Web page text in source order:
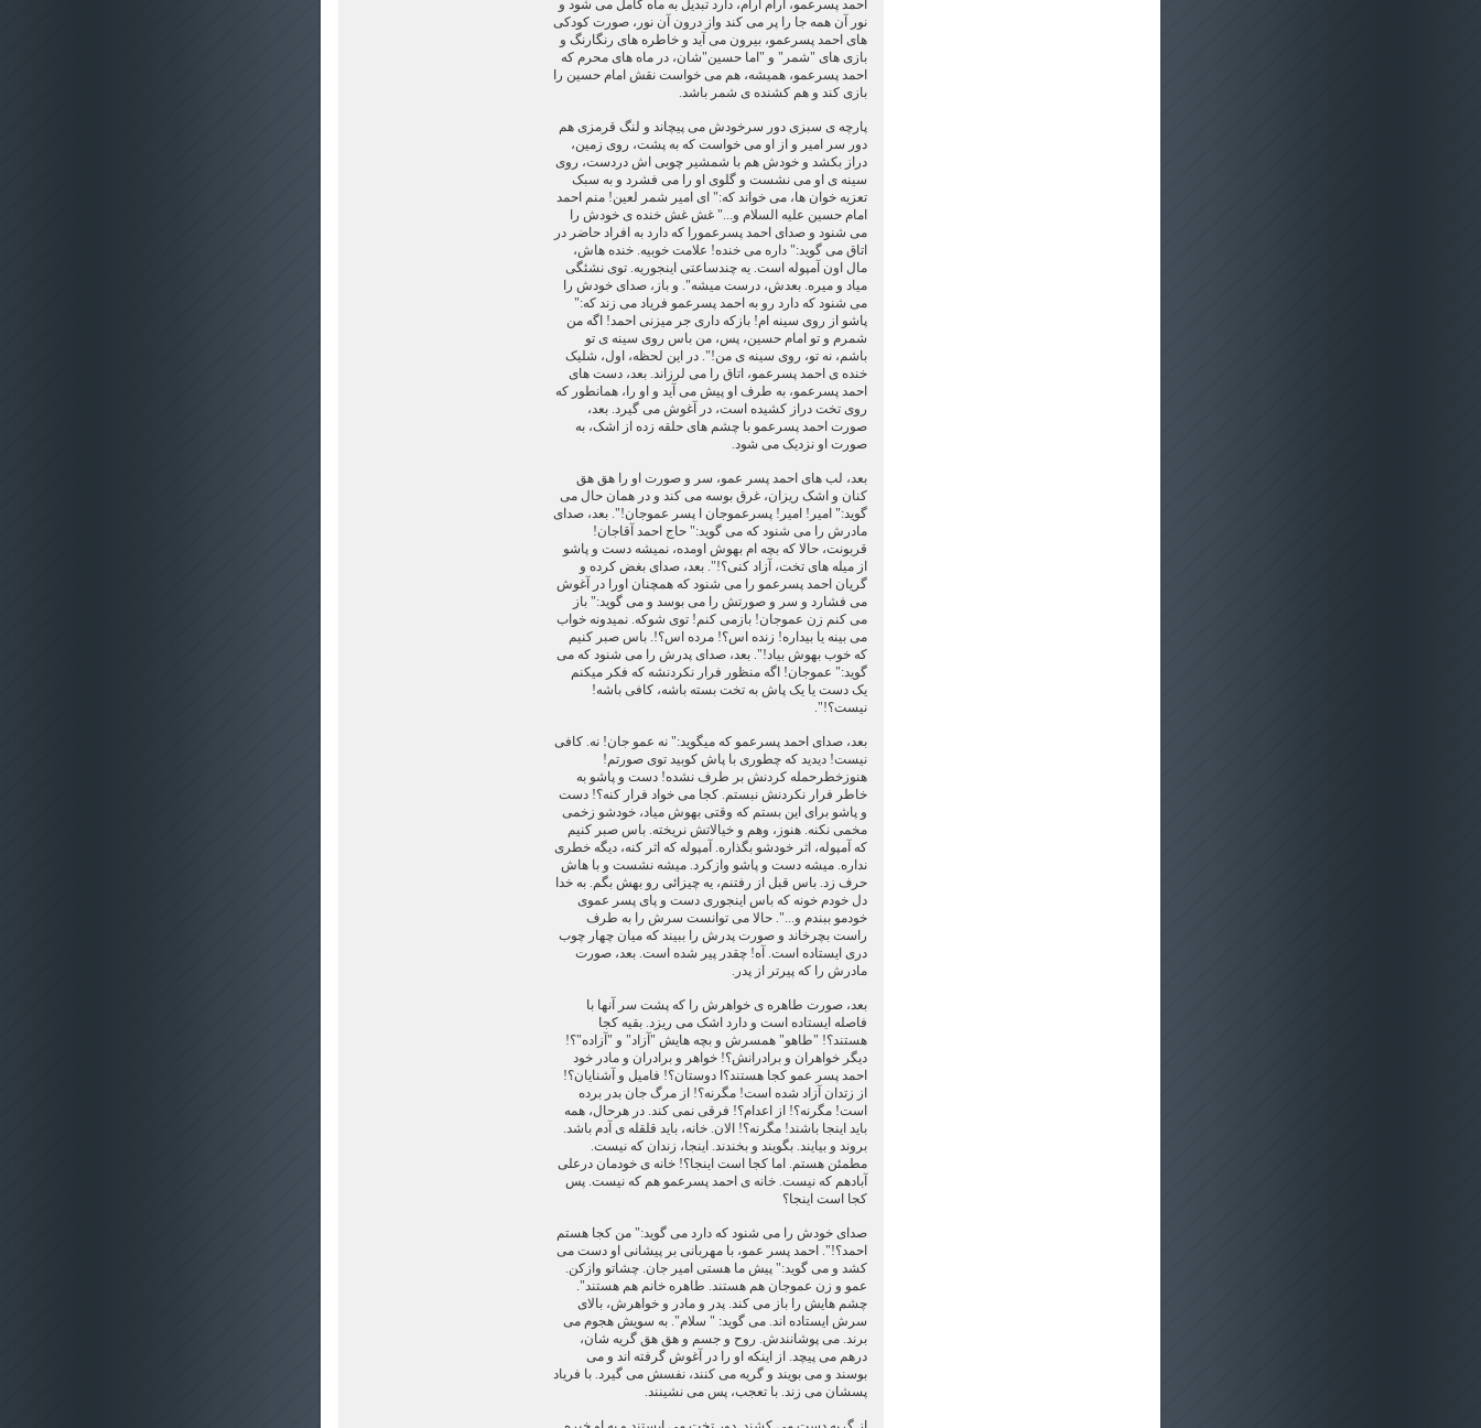
احمد پسرعمو، آرام آرام، دارد تبدیل به ماه کامل می شود و
نور آن همه جا را پر می کند واز درون آن نور، صورت کودکی
های احمد پسرعمو، بیرون می آید و خاطره های رنگارنگ و
بازی های "شمر" و "اما حسین"شان، در ماه های محرم که
احمد پسرعمو، همیشه، هم می خواست نقش امام حسین را
بازی کند و هم کشنده ی شمر باشد.
پارچه ی سبزی دور سرخودش می پیچاند و لنگ قرمزی هم
دور سر امیر و از او می خواست که به پشت، روی زمین،
دراز بکشد و خودش هم با شمشیر چوبی اش دردست، روی
سینه ی او می نشست و گلوی او را می فشرد و به سبک
تعزیه خوان ها، می خواند که:" ای امیر شمر لعین! منم احمد
امام حسین علیه السلام و..." غش غش خنده ی خودش را
می شنود و صدای احمد پسرعمورا که دارد به افراد حاضر در
اتاق می گوید:" داره می خنده! علامت خوبیه. خنده هاش،
مال اون آمپوله است. یه چندساعتی اینجوریه. توی نشئگی
میاد و میره. بعدش، درست میشه". و باز، صدای خودش را
می شنود که دارد رو به احمد پسرعمو فریاد می زند که:"
پاشو از روی سینه ام! بازکه داری جر میزنی احمد! اگه من
شمرم و تو امام حسین، پس، من باس روی سینه ی تو
باشم، نه تو، روی سینه ی من!". در این لحظه، اول، شلیک
خنده ی احمد پسرعمو، اتاق را می لرزاند. بعد، دست های
احمد پسرعمو، به طرف او پیش می آید و او را، همانطور که
روی تخت دراز کشیده است، در آغوش می گیرد. بعد،
صورت احمد پسرعمو با چشم های حلقه زده از اشک، به
صورت او نزدیک می شود.
بعد، لب های احمد پسر عمو، سر و صورت او را هق هق
کنان و اشک ریزان، غرق بوسه می کند و در همان حال می
گوید:" امیر! امیر! پسرعموجان ا پسر عموجان!". بعد، صدای
مادرش را می شنود که می گوید:" حاج احمد آقاجان!
قربونت، حالا که بچه ام بهوش اومده، نمیشه دست و پاشو
از میله های تخت، آزاد کنی؟!". بعد، صدای بغض کرده و
گریان احمد پسرعمو را می شنود که همچنان اورا در آغوش
می فشارد و سر و صورتش را می بوسد و می گوید:" باز
می کنم زن عموجان! بازمی کنم! توی شوکه. نمیدونه خواب
می بینه یا بیداره! زنده اس؟! مرده اس؟!. باس صبر کنیم
که خوب بهوش بیاد!". بعد، صدای پدرش را می شنود که می
گوید:" عموجان! اگه منظور فرار نکردنشه که فکر میکنم
یک دست یا یک پاش به تخت بسته باشه، کافی باشه!
نیست؟!".
بعد، صدای احمد پسرعمو که میگوید:" نه عمو جان! نه. کافی
نیست! دیدید که چطوری با پاش کوبید توی صورتم!
هنوزخطرحمله کردنش بر طرف نشده! دست و پاشو به
خاطر فرار نکردنش نبستم. کجا می خواد فرار کنه؟! دست
و پاشو برای این بستم که وقتی بهوش میاد، خودشو زخمی
مخمی نکنه. هنوز، وهم و خیالاتش نریخته. باس صبر کنیم
که آمپوله، اثر خودشو بگذاره. آمپوله که اثر کنه، دیگه خطری
نداره. میشه دست و پاشو وازکرد. میشه نشست و با هاش
حرف زد. باس قبل از رفتنم، یه چیزائی رو بهش بگم. به خدا
دل خودم خونه که باس اینجوری دست و پای پسر عموی
خودمو ببندم و...". حالا می توانست سرش را به طرف
راست بچرخاند و صورت پدرش را ببیند که میان چهار چوب
دری ایستاده است. آه! چقدر پیر شده است. بعد، صورت
مادرش را که پیرتر از پدر.
بعد، صورت طاهره ی خواهرش را که پشت سر آنها با
فاصله ایستاده است و دارد اشک می ریزد. بقیه کجا
هستند؟! "طاهو" همسرش و بچه هایش "آزاد" و "آزاده"؟!
دیگر خواهران و برادرانش؟! خواهر و برادران و مادر خود
احمد پسر عمو کجا هستند؟ا دوستان؟! فامیل و آشنایان؟!
از زتدان آزاد شده است! مگرنه؟! از مرگ جان بدر برده
است! مگرنه؟! از اعدام؟! فرقی نمی کند. در هرحال، همه
باید اینجا باشند! مگرنه؟! الان. خانه، باید قلقله ی آدم باشد.
بروند و بیایند. بگویند و بخندند. اینجا، زندان که نیست.
مطمئن هستم. اما کجا است اینجا؟! خانه ی خودمان درعلی
آبادهم که نیست. خانه ی احمد پسرعمو هم که نیست. پس
کجا است اینجا؟
صدای خودش را می شنود که دارد می گوید:" من کجا هستم
احمد؟!". احمد پسر عمو، با مهربانی بر پیشانی او دست می
کشد و می گوید:" پیش ما هستی امیر جان. چشاتو وازکن.
عمو و زن عموجان هم هستند. طاهره خانم هم هستند".
چشم هایش را باز می کند. پدر و مادر و خواهرش، بالای
سرش ایستاده اند. می گوید: " سلام". به سویش هجوم می
برند. می پوشانندش. روح و جسم و هق هق گریه شان،
درهم می پیچد. از اینکه او را در آغوش گرفته اند و می
بوسند و می بویند و گریه می کنند، نفسش می گیرد. با فریاد
پسشان می زند. با تعجب، پس می نشینند.